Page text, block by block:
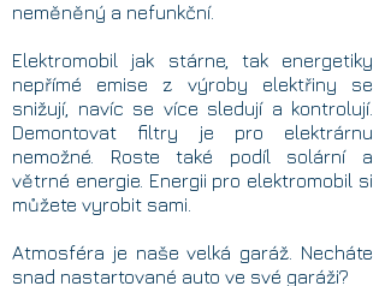
neměněný a nefunkční.
Elektromobil jak stárne, tak energetiky
nepřímé emise z výroby elektřiny se
snižují, navíc se více sledují a kontrolují.
Demontovat filtry je pro elektrárnu
nemožné. Roste také podíl solární a
větrné energie. Energii pro elektromobil si
můžete vyrobit sami.
Atmosféra je naše velká garáž. Necháte
snad nastartované auto ve své garáži?